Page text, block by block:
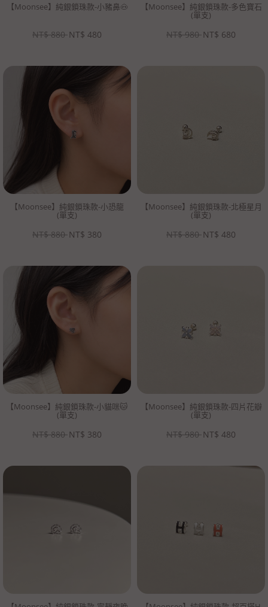
【Moonsee】純銀鎖珠款-小豬鼻🐽
NT$ 880 NT$ 480
【Moonsee】純銀鎖珠款-多色寶石
(單支)
NT$ 980 NT$ 680
【Moonsee】純銀鎖珠款-小恐龍
(單支)
NT$ 880 NT$ 380
【Moonsee】純銀鎖珠款-北極星月
(單支)
NT$ 880 NT$ 480
【Moonsee】純銀鎖珠款-小貓咪🐱
(單支)
NT$ 880 NT$ 380
【Moonsee】純銀鎖珠款-四片花瓣
(單支)
NT$ 980 NT$ 480